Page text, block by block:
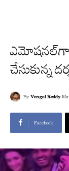
ఎమోషనల్‌గా
చేసుకున్న
By Vengal Reddy
Facebook